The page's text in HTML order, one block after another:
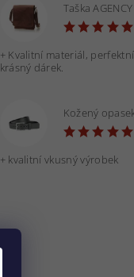
Taška
+ Kvalitní materiál,
krásný dárek.
Kožený
+ kvalitní vkusný výrobek